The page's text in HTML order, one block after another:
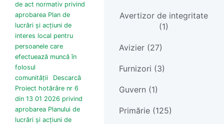
de act normativ privind
aprobarea Plan de
lucrări și acțiuni de
interes local pentru
persoanele care
efectuează muncă în
folosul
comunității
Descarcă
Proiect hotărâre nr 6
din 13 01 2026 privind
aprobarea Planului de
lucrări și acțiuni de
Avertizor de integritate
(1)
Avizier (27)
Furnizori (3)
Guvern (1)
Primărie (125)